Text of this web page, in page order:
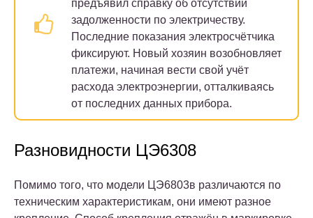
предъявил справку об отсутствии
задолженности по электричеству.
Последние показания электросчётчика
фиксируют. Новый хозяин возобновляет
платежи, начиная вести свой учёт
расхода электроэнергии, отталкиваясь
от последних данных прибора.
Разновидности ЦЭ6308
Помимо того, что модели ЦЭ6803в различаются по
техническим характеристикам, они имеют разное